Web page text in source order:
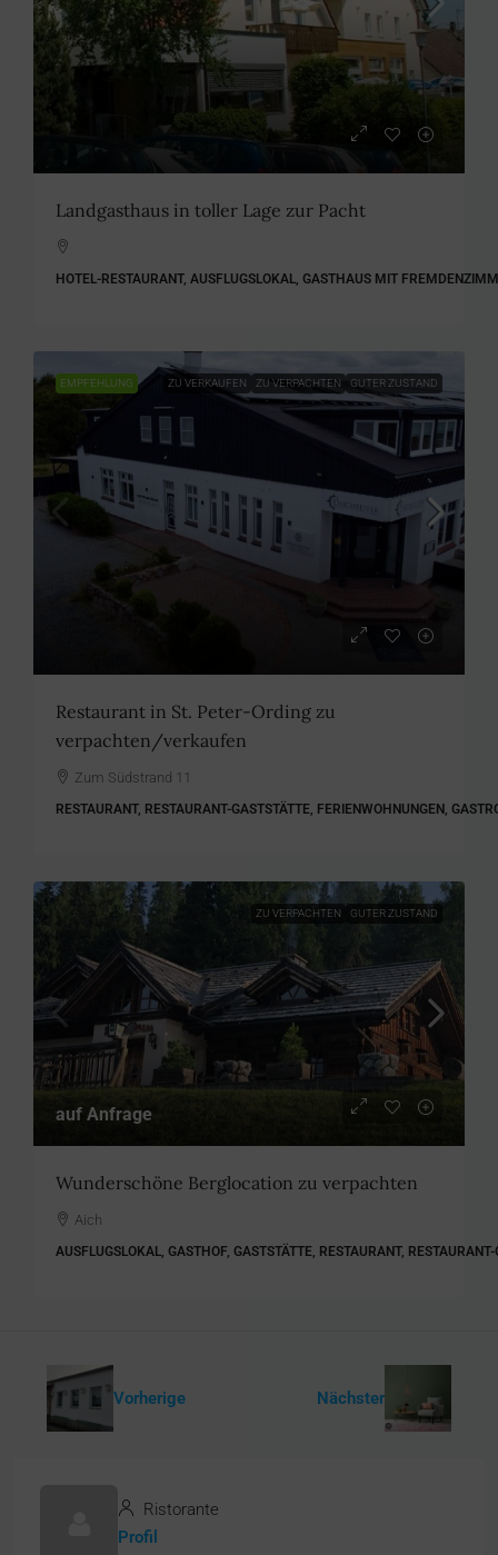
Landgasthaus in toller Lage zur Pacht
HOTEL-RESTAURANT, AUSFLUGSLOKAL, GASTHAUS MIT
EMPFEHLUNG ZU VERKAUFEN ZU VERPACHTEN GUTER ZUSTAND
Restaurant in St. Peter-Ording zu
verpachten/verkaufen
Zum Südstrand 11
RESTAURANT, RESTAURANT-GASTSTÄTTE, FERIENWOHNUNGEN,
ZU VERPACHTEN GUTER ZUSTAND
auf Anfrage
Wunderschöne Berglocation zu verpachten
Aich
AUSFLUGSLOKAL, GASTHOF, GASTSTÄTTE, RESTAURANT, RESTAURANT-
Vorherige Nächster
Ristorante
Profil